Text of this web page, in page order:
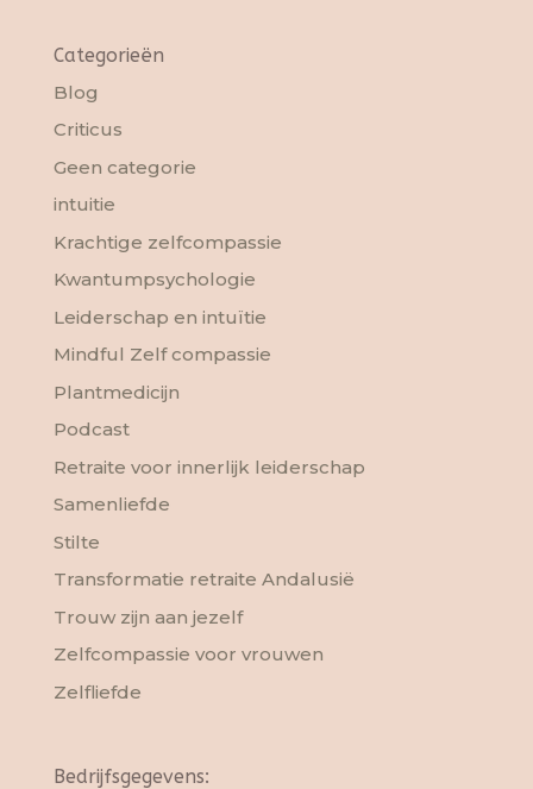
Categorieën
Blog
Criticus
Geen categorie
intuitie
Krachtige zelfcompassie
Kwantumpsychologie
Leiderschap en intuïtie
Mindful Zelf compassie
Plantmedicijn
Podcast
Retraite voor innerlijk leiderschap
Samenliefde
Stilte
Transformatie retraite Andalusië
Trouw zijn aan jezelf
Zelfcompassie voor vrouwen
Zelfliefde
Bedrijfsgegevens: